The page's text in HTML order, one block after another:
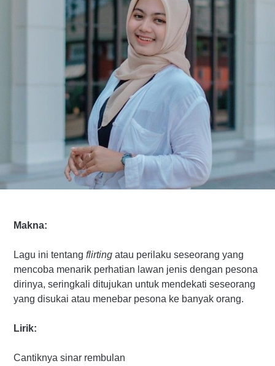
Makna:
Lagu ini tentang flirting atau perilaku seseorang yang
mencoba menarik perhatian lawan jenis dengan pesona
dirinya, seringkali ditujukan untuk mendekati seseorang
yang disukai atau menebar pesona ke banyak orang.
Lirik:
Cantiknya sinar rembulan